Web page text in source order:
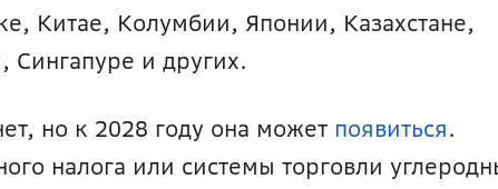
Китае, Колумбии, Японии, Казахстане,
и других.
но к 2028 году она может появиться.
налога или системы торговли